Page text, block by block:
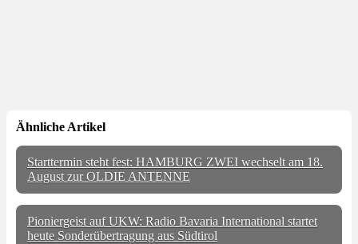
Ähnliche Artikel
Starttermin steht fest: HAMBURG ZWEI wechselt am 18.
August zur OLDIE ANTENNE
Pioniergeist auf UKW: Radio Bavaria International startet
heute Sonderübertragung aus Südtirol